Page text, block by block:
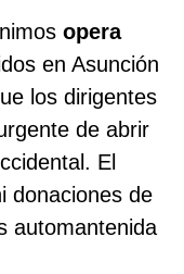
opera
en Asunción
los dirigentes
de abrir
El
donaciones de
automantenida